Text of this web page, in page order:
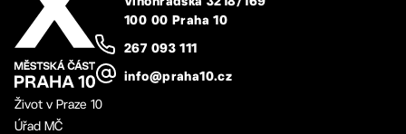
100 00 Praha 10
267 093 111
info@praha10.cz
Život v Praze 10
Úřad MČ